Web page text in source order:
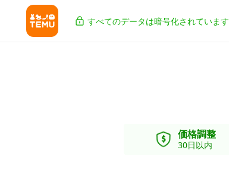
すべてのデータは暗号化されています
価格調整
30日以内